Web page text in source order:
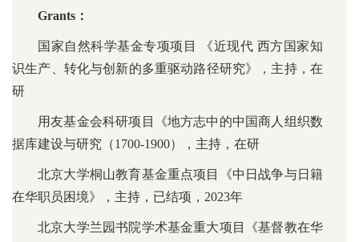
Grants：
国家自然科学基金专项项目 《近现代 西方国家知
识生产、转化与创新的多重驱动路径研究》，主持，在
研
用友基金会科研项目《地方志中的中国商人组织数
据库建设与研究（1700-1900），主持，在研
北京大学桐山教育基金重点项目《中日战争与日籍
在华职员困境》，主持，已结项，2023年
北京大学兰园书院学术基金重大项目《基督教在华